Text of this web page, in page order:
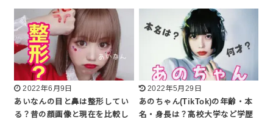
2022年6月9日
あいなんの目と鼻は整形してい
る？昔の顔画像と現在を比較し
2022年5月29日
あのちゃん(TikTok)の年齢・本
名・身長は？高校大学など学歴